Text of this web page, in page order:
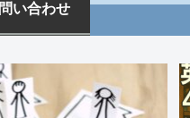
い合わせ